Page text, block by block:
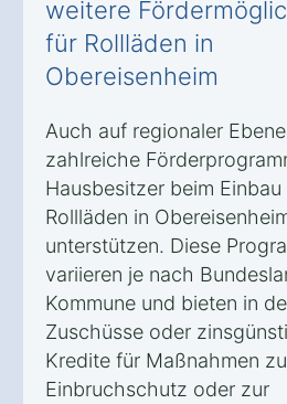
weitere
für Rollläden in
Obereisenheim
Auch auf regionaler
zahlreiche
Hausbesitzer beim Einbau
Rollläden in
unterstützen. Diese
variieren je nach
Kommune und bieten in
Zuschüsse oder
Kredite für Maßnahmen
Einbruchschutz oder zur